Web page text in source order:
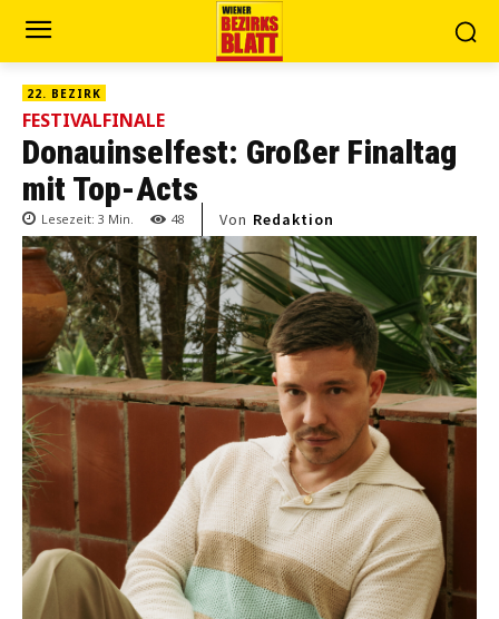
22. BEZIRK
FESTIVALFINALE
Donauinselfest: Großer Finaltag
mit Top-Acts
Lesezeit: 3 Min. 48 Von Redaktion